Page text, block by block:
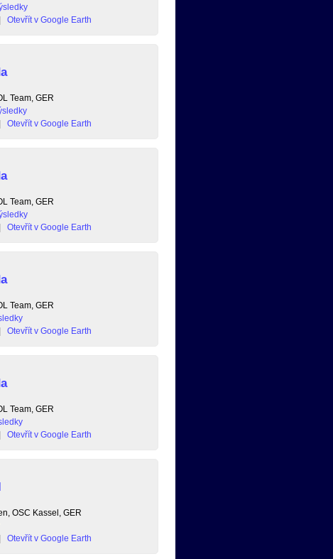
Otevřít v Google Earth
Team, GER
Otevřít v Google Earth
Team, GER
Otevřít v Google Earth
Team, GER
Otevřít v Google Earth
Team, GER
Otevřít v Google Earth
OSC Kassel, GER
Otevřít v Google Earth